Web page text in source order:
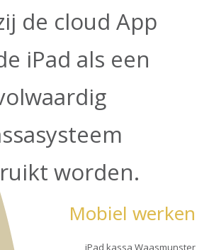
de cloud App
iPad als een
worden.
Mobiel werken
iPad kassa Waasmunster